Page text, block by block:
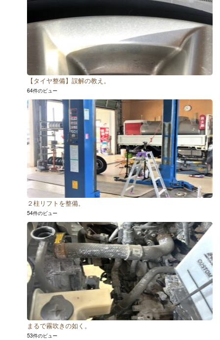
【タイヤ整備】誤解の教え。
64件のビュー
２柱リフトを整備。
54件のビュー
まるで霧吹きの如く。
53件のビュー